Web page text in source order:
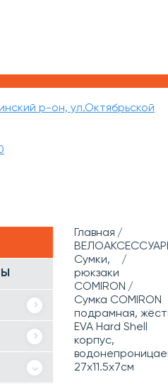
р-он, ул.Октябрьской
Главная
Сумки,
рюкзаки
COMIRON
Сумка COMIRON
подрамная,
EVA Hard Shell
корпус,
27x11.5x7см